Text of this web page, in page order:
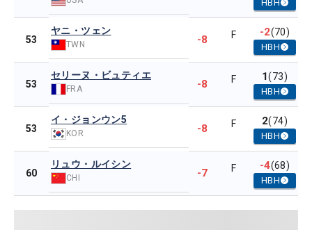
HBH
53
ヤニ・ツェン
TWN -8 F -2(70)
HBH
53
セリーヌ・ビュティエ
FRA -8 F 1(73)
HBH
53
イ・ジョンウン5
KOR -8 F 2(74)
HBH
60
リュウ・ルイシン
CHI -7 F -4(68)
HBH